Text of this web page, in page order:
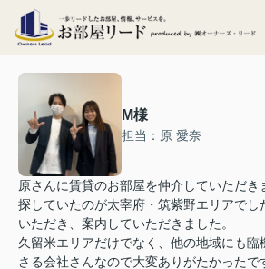
M様
担当：原 愛奈
原さんに賃貸のお部屋を仲介していただき
探していたのが太宰府・筑紫野エリアでし
いただき、案内していただきました。
久留米エリアだけでなく、他の地域にも
さる会社さんなので大変ありがたかったで